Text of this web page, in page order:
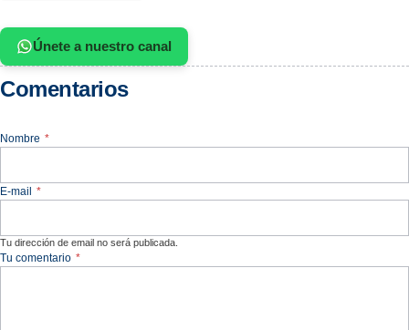
Únete a nuestro canal
Comentarios
Nombre *
E-mail *
Tu dirección de email no será publicada.
Tu comentario *